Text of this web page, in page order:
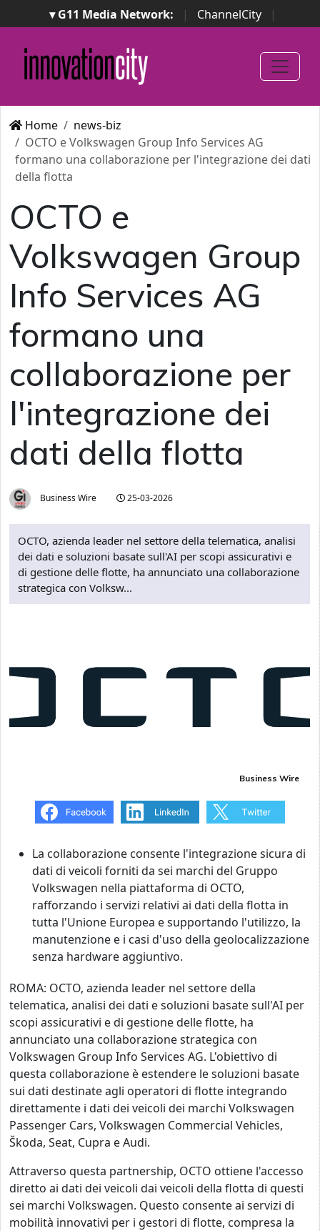
▾ G11 Media Network: | ChannelCity
|
ImpresaCity | SecurityOpenLab | Italian Channel
Awards
Italian Project Awards
Italian Security
Awards
Home
news-biz
OCTO e Volkswagen Group Info Services AG
formano una collaborazione per l'integrazione dei dati
della flotta
OCTO e
Volkswagen Group
Info Services AG
formano una
collaborazione per
l'integrazione dei
dati della flotta
Business Wire 25-03-2026
OCTO, azienda leader nel settore della telematica, analisi
dei dati e soluzioni basate sull'AI per scopi assicurativi e
di gestione delle flotte, ha annunciato una collaborazione
strategica con Volksw...
Business Wire
La collaborazione consente l'integrazione sicura di
dati di veicoli forniti da sei marchi del Gruppo
Volkswagen nella piattaforma di OCTO,
rafforzando i servizi relativi ai dati della flotta in
tutta l'Unione Europea e supportando l'utilizzo, la
manutenzione e i casi d'uso della geolocalizzazione
senza hardware aggiuntivo.
ROMA: OCTO, azienda leader nel settore della
telematica, analisi dei dati e soluzioni basate sull'AI per
scopi assicurativi e di gestione delle flotte, ha
annunciato una collaborazione strategica con
Volkswagen Group Info Services AG. L'obiettivo di
questa collaborazione è estendere le soluzioni basate
sui dati destinate agli operatori di flotte integrando
direttamente i dati dei veicoli dei marchi Volkswagen
Passenger Cars, Volkswagen Commercial Vehicles,
Škoda, Seat, Cupra e Audi.
Attraverso questa partnership, OCTO ottiene l'accesso
diretto ai dati dei veicoli dai veicoli della flotta di questi
sei marchi Volkswagen. Questo consente ai servizi di
mobilità innovativi per i gestori di flotte, compresa la